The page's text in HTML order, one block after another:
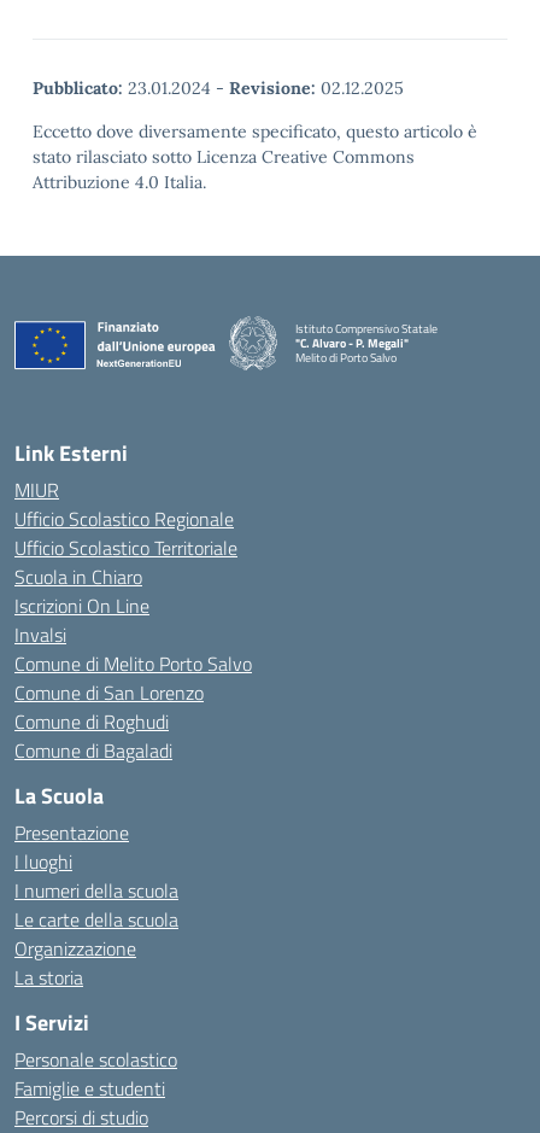
Pubblicato: 23.01.2024 - Revisione: 02.12.2025
Eccetto dove diversamente specificato, questo articolo è
stato rilasciato sotto Licenza Creative Commons
Attribuzione 4.0 Italia.
Istituto Comprensivo Statale
"C. Alvaro - P. Megali"
Melito di Porto Salvo
Link Esterni
MIUR
Ufficio Scolastico Regionale
Ufficio Scolastico Territoriale
Scuola in Chiaro
Iscrizioni On Line
Invalsi
Comune di Melito Porto Salvo
Comune di San Lorenzo
Comune di Roghudi
Comune di Bagaladi
La Scuola
Presentazione
I luoghi
I numeri della scuola
Le carte della scuola
Organizzazione
La storia
I Servizi
Personale scolastico
Famiglie e studenti
Percorsi di studio